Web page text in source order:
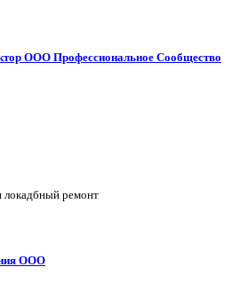
ООО Профессиональное Сообщество
локадбный ремонт
ООО